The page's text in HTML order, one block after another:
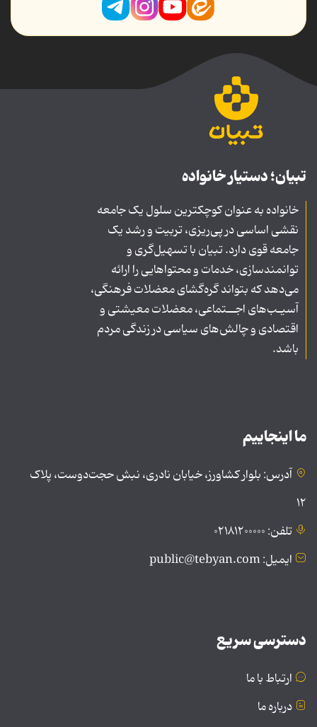
تبیان؛ دستیار خانواده
خانواده به عنوان کوچکترین سلول یک جامعه
نقشی اساسی در پی‌ریزی، تربیت و رشد یک
جامعه قوی دارد. تبیان با تسهیل‌گری و
توانمندسازی، خدمات و محتواهایی را ارائه
می‌دهد که بتواند گره‌گشای معضلات فرهنگی،
آسیـب‌های اجــتماعی، معضلات معیشتی و
اقتصادی و چالش‌های سیاسی در زندگی مردم
باشد.
ما اینجاییم
آدرس: بلوار کشاورز، خیابان نادری، نبش حجت‌دوست، پلاک
۱۲
تلفن: ۰۲۱۸۱۲۰۰۰۰۰
ایمیل: public@tebyan.com
دسترسی سریع
ارتباط با ما
درباره ما